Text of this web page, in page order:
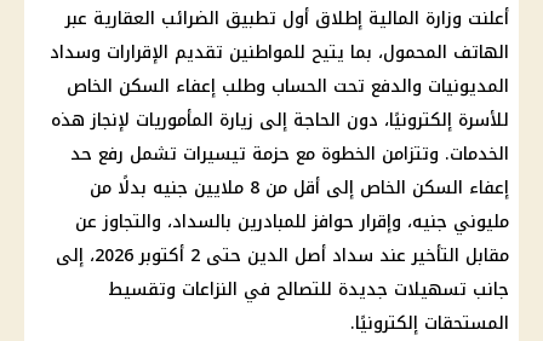
أعلنت وزارة المالية إطلاق أول تطبيق الضرائب العقارية عبر
الهاتف المحمول، بما يتيح للمواطنين تقديم الإقرارات وسداد
المديونيات والدفع تحت الحساب وطلب إعفاء السكن الخاص
للأسرة إلكترونيًا، دون الحاجة إلى زيارة المأموريات لإنجاز هذه
الخدمات. وتتزامن الخطوة مع حزمة تيسيرات تشمل رفع حد
إعفاء السكن الخاص إلى أقل من 8 ملايين جنيه بدلًا من
مليوني جنيه، وإقرار حوافز للمبادرين بالسداد، والتجاوز عن
مقابل التأخير عند سداد أصل الدين حتى 2 أكتوبر 2026، إلى
جانب تسهيلات جديدة للتصالح في النزاعات وتقسيط
المستحقات إلكترونيًا.